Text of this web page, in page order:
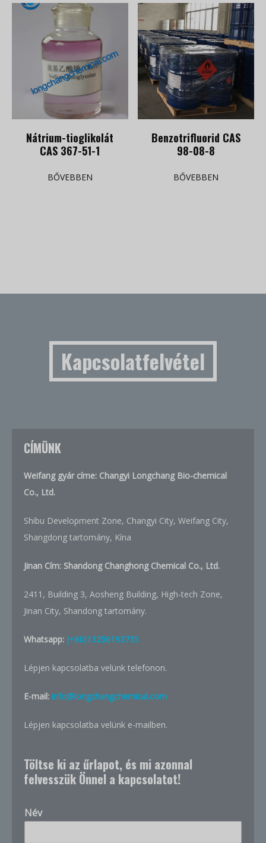
Nátrium-tioglikolát
CAS 367-51-1
BŐVEBBEN
Benzotrifluorid CAS
98-08-8
BŐVEBBEN
Kapcsolatfelvétel
CÍMÜNK
Weifang gyár címe: Changyi Longchang Bio-chemical
Co., Ltd.
Shibu Development Zone, Changyi City, Weifang City,
Shangdong tartomány, Kína
Jinan Cím: Shandong Changhong Chemical Co., Ltd.
2411, Building 3, Aosheng Building, High-tech Zone,
Jinan City, Shandong tartomány.
Whatsapp: (+86)13256193735
Lépjen kapcsolatba velünk telefonon.
E-mail: info@longchangchemical.com
Lépjen kapcsolatba velünk e-mailben.
Töltse ki az űrlapot, és mi azonnal
felvesszük Önnel a kapcsolatot!
Név